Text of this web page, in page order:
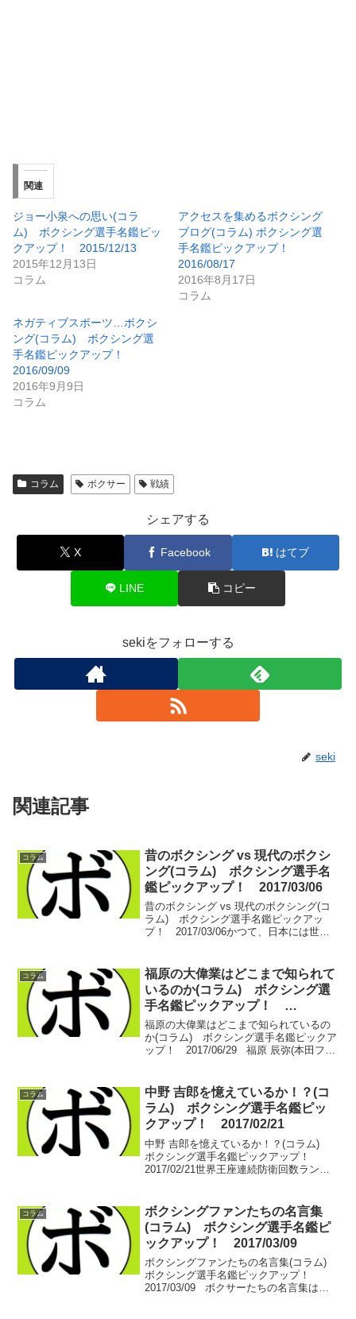
関連
ジョー小泉への思い(コラ
ム) ボクシング選手名鑑ピッ
クアップ！ 2015/12/13
2015年12月13日
コラム
アクセスを集めるボクシング
ブログ(コラム) ボクシング選
手名鑑ピックアップ！
2016/08/17
2016年8月17日
コラム
ネガティブスポーツ…ボクシ
ング(コラム) ボクシング選
手名鑑ピックアップ！
2016/09/09
2016年9月9日
コラム
コラム ボクサー 戦績
シェアする
X Facebook はてブ
LINE コピー
sekiをフォローする
seki
関連記事
コラム
昔のボクシング vs 現代のボクシ
ング(コラム) ボクシング選手名
鑑ピックアップ！ 2017/03/06
昔のボクシング vs 現代のボクシング(コ
ラム) ボクシング選手名鑑ピックアッ
プ！ 2017/03/06かつて、日本には世界
ホープたちが世界の壁に跳ね返され続け
た。現在...
コラム
福原の大偉業はどこまで知られて
いるのか(コラム) ボクシング選
手名鑑ピックアップ！
2017/06/29
福原の大偉業はどこまで知られているの
か(コラム) ボクシング選手名鑑ピックア
ップ！ 2017/06/29 福原 辰弥(本田フィ
降、もっともっと盛り上がると思って
い...
コラム
中野 吉郎を憶えているか！？(コ
ラム) ボクシング選手名鑑ピッ
クアップ！ 2017/02/21
中野 吉郎を憶えているか！？(コラム)
ボクシング選手名鑑ピックアップ！
2017/02/21世界王座連続防衛回数ランキ
のは中野 吉郎(協栄)。第39代日本ウェル
ター級...
コラム
ボクシングファンたちの名言集
(コラム) ボクシング選手名鑑ピ
ックアップ！ 2017/03/09
ボクシングファンたちの名言集(コラム)
ボクシング選手名鑑ピックアップ！
2017/03/09 ボクサーたちの名言集は数